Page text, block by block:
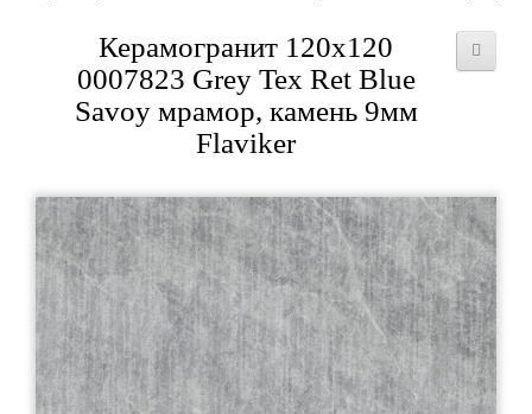
Керамогранит 120x120
0007823 Grey Tex Ret Blue
Savoy мрамор, камень 9мм
Flaviker